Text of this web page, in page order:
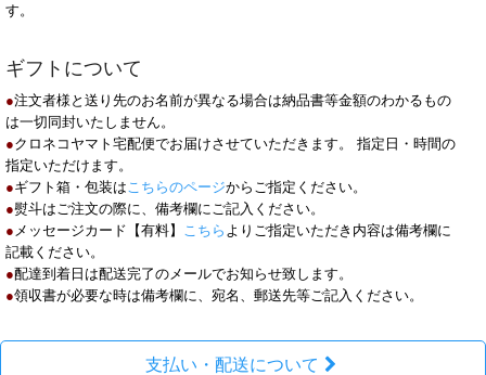
す。
ギフトについて
●注文者様と送り先のお名前が異なる場合は納品書等金額のわかるもの
は一切同封いたしません。
●クロネコヤマト宅配便でお届けさせていただきます。 指定日・時間の
指定いただけます。
●ギフト箱・包装は こちらのページからご指定ください。
●熨斗はご注文の際に、備考欄にご記入ください。
● メッセージカード【有料】 こちら よりご指定いただき内容は備考欄に
記載ください。
●配達到着日は配送完了のメールでお知らせ致します。
●領収書が必要な時は備考欄に、宛名、郵送先等ご記入ください。
支払い・配送について